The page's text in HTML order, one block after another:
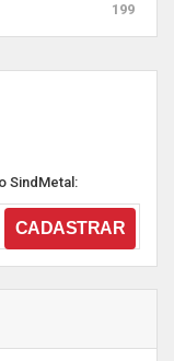
199
SindMetal: